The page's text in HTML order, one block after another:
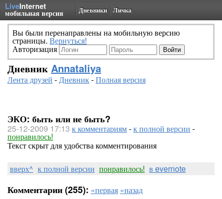
LiveInternet
мобильная версия Дневники Личка
Вы были перенаправлены на мобильную версию
страницы. Вернуться!
Авторизация
Дневник Annataliya
Лента друзей -Дневник-Полная версия
ЭКО: быть или не быть?
25-12-2009 17:13 к комментариям-к полной версии -
понравилось!
Текст скрыт для удобства комментирования
вверх^ к полной версии понравилось! в evernote
Комментарии (255): «первая «назад